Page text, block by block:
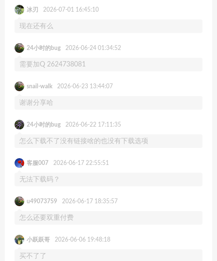
冰刃 2026-07-01 16:45:10
现在还有么
24小时的bug 2026-06-24 01:34:52
需要加Q 2624738081
snail-walk 2026-06-23 13:44:07
谢谢分享哈
24小时的bug 2026-06-22 17:11:35
怎么下载不了没有链接啥的也没有下载选项
客服007 2026-06-17 22:55:51
无法下载码？
u49073759 2026-06-17 18:35:57
怎么还要双重付费
小跃跃哥 2026-06-06 19:48:18
买不了了